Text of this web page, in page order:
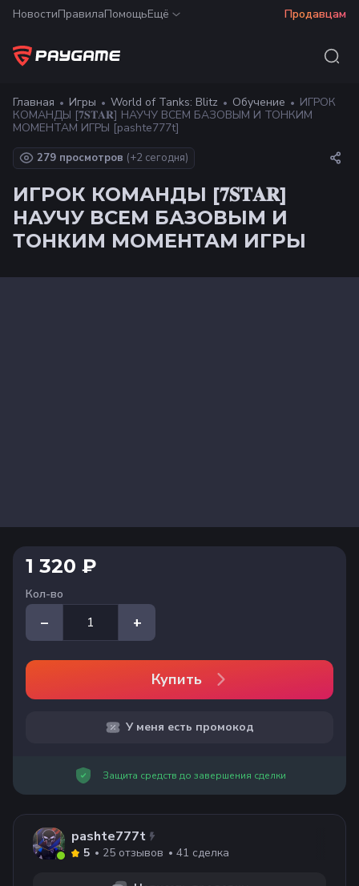
НовостиПравилаПомощьЕщё Продавцам
Главная Игры World of Tanks: Blitz Обучение
ИГРОК
КОМАНДЫ [𝟕𝐒𝐓𝐀𝐑] НАУЧУ ВСЕМ БАЗОВЫМ И ТОНКИМ
МОМЕНТАМ ИГРЫ [pashte777t]
279 просмотров (+2 сегодня)
ИГРОК КОМАНДЫ [𝟕𝐒𝐓𝐀𝐑]
НАУЧУ ВСЕМ БАЗОВЫМ И
ТОНКИМ МОМЕНТАМ ИГРЫ
1 320 ₽
Кол-во
– +
Купить
У меня есть промокод
Защита средств до завершения сделки
pashte777t
5 25 отзывов 41 сделка